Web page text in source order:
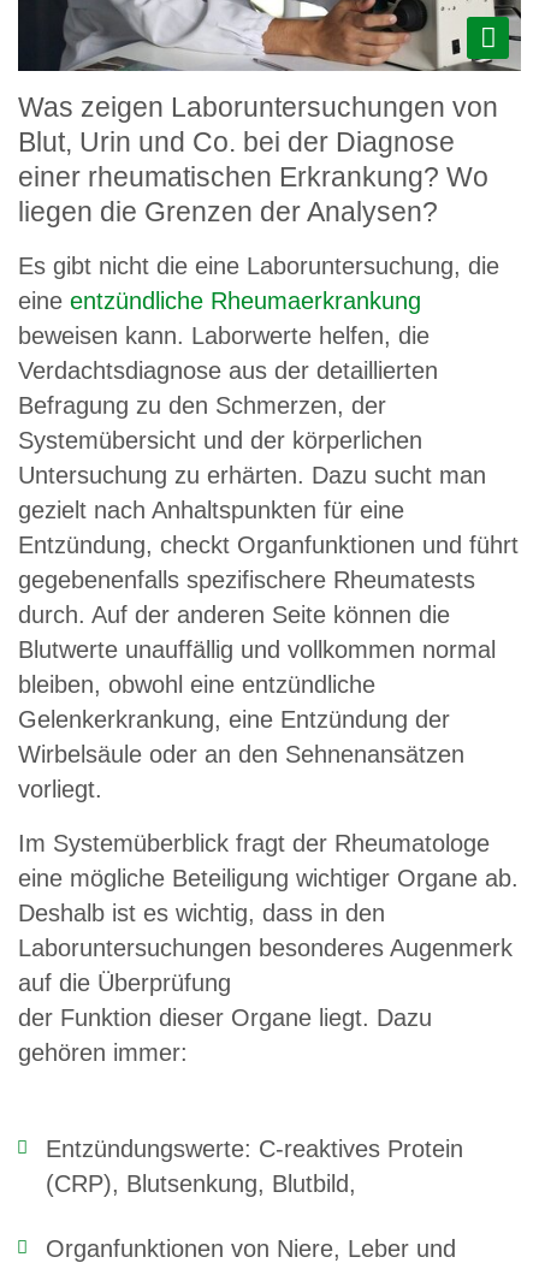
Was zeigen Laboruntersuchungen von
Blut, Urin und Co. bei der Diagnose
einer rheumatischen Erkrankung? Wo
liegen die Grenzen der Analysen?
Es gibt nicht die eine Laboruntersuchung, die
eine entzündliche Rheumaerkrankung
beweisen kann. Laborwerte helfen, die
Verdachtsdiagnose aus der detaillierten
Befragung zu den Schmerzen, der
Systemübersicht und der körperlichen
Untersuchung zu erhärten. Dazu sucht man
gezielt nach Anhaltspunkten für eine
Entzündung, checkt Organfunktionen und führt
gegebenenfalls spezifischere Rheumatests
durch. Auf der anderen Seite können die
Blutwerte unauffällig und vollkommen normal
bleiben, obwohl eine entzündliche
Gelenkerkrankung, eine Entzündung der
Wirbelsäule oder an den Sehnenansätzen
vorliegt.
Im Systemüberblick fragt der Rheumatologe
eine mögliche Beteiligung wichtiger Organe ab.
Deshalb ist es wichtig, dass in den
Laboruntersuchungen besonderes Augenmerk
auf die Überprüfung
der Funktion dieser Organe liegt. Dazu
gehören immer:
Entzündungswerte: C-reaktives Protein
(CRP), Blutsenkung, Blutbild,
Organfunktionen von Niere, Leber und